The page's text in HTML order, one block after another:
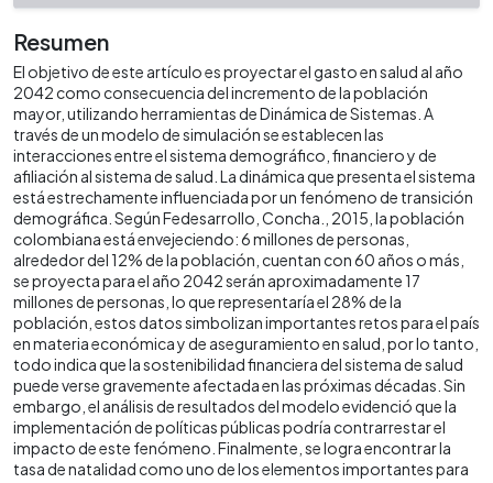
Resumen
El objetivo de este artículo es proyectar el gasto en salud al año
2042 como consecuencia del incremento de la población
mayor, utilizando herramientas de Dinámica de Sistemas. A
través de un modelo de simulación se establecen las
interacciones entre el sistema demográfico, financiero y de
afiliación al sistema de salud. La dinámica que presenta el sistema
está estrechamente influenciada por un fenómeno de transición
demográfica. Según Fedesarrollo, Concha., 2015, la población
colombiana está envejeciendo: 6 millones de personas,
alrededor del 12% de la población, cuentan con 60 años o más,
se proyecta para el año 2042 serán aproximadamente 17
millones de personas, lo que representaría el 28% de la
población, estos datos simbolizan importantes retos para el país
en materia económica y de aseguramiento en salud, por lo tanto,
todo indica que la sostenibilidad financiera del sistema de salud
puede verse gravemente afectada en las próximas décadas. Sin
embargo, el análisis de resultados del modelo evidenció que la
implementación de políticas públicas podría contrarrestar el
impacto de este fenómeno. Finalmente, se logra encontrar la
tasa de natalidad como uno de los elementos importantes para